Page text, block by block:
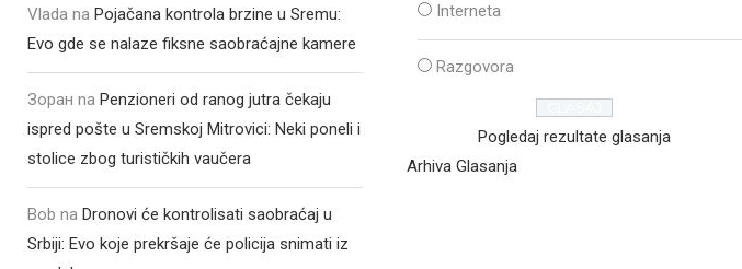
Vlada naPojačana kontrola brzine u Sremu:
Evo gde se nalaze fiksne saobraćajne kamere
Зоран naPenzioneri od ranog jutra čekaju
ispred pošte u Sremskoj Mitrovici: Neki poneli i
stolice zbog turističkih vaučera
Bob naDronovi će kontrolisati saobraćaj u
Srbiji: Evo koje prekršaje će policija snimati iz
Interneta
Razgovora
Pogledaj rezultate glasanja
Arhiva Glasanja